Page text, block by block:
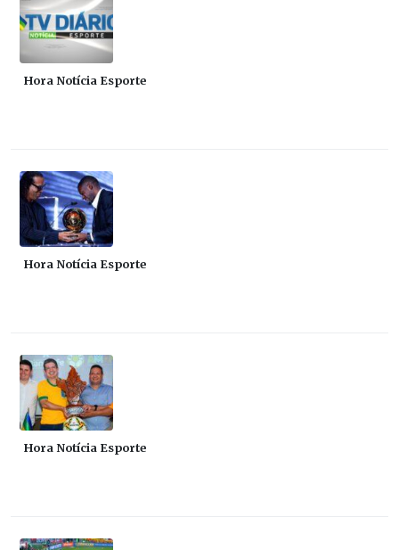
Hora Notícia Esporte
Hora Notícia Esporte
Hora Notícia Esporte